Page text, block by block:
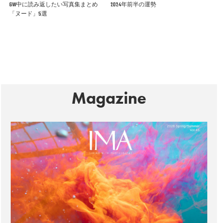
GW中に読み返したい写真集まとめ
「ヌード」5選
2024年前半の運勢
Magazine